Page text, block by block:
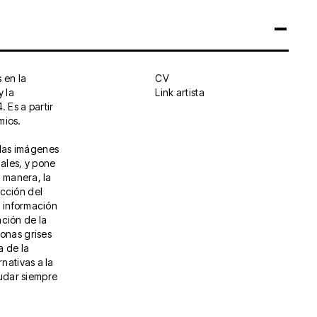
en la
la
Es a partir
imágenes
y pone
la
del
información
de la
grises
de la
a la
siempre
CV
Link artista